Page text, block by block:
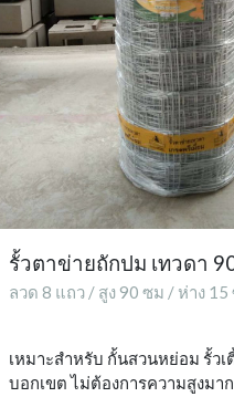
รั้วตาข่ายถักปม เทวดา
ลวด 8 แถว / สูง 90 ซม / ห่าง 15
เหมาะสำหรับ กั้นสวนหย่อม รั้ว
บอกเขต ไม่ต้องการความสูงมาก